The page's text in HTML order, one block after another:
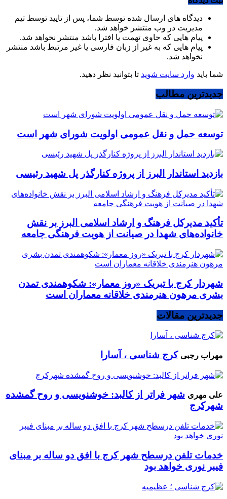
دیدگاه های ارسال شده توسط شما، پس از تایید توسط تیم
مدیریت در وب منتشر خواهد شد.
پیام هایی که حاوی تهمت یا افترا باشد منتشر نخواهد شد.
پیام هایی که به غیر از زبان فارسی یا غیر مرتبط باشد منتشر
نخواهد شد.
شما باید وارد سایت شوید تا بتوانید نظر دهید.
جدیدترین مطالب
توسعه حمل و نقل عمومی اولویت شورای شهر است
بازدید استاندار البرز از پروژه کنارگذر پل شهید رئیسی
تأکید مدیرکل فرهنگ و ارشاد اسلامی البرز بر نقش
خانواده‌های شهدا در صیانت از هویت فرهنگی جامعه
شهردار کرج با تبریک «روز معمار»: شکوهمندی تمدن
بشری مرهون هنرمندی خلاقانه معماران است
جدیدترین مقالات
مهراب رجبی کرج شناسی ، آسارا
علی مهری شهر فراتر از کالبد: خوشنویسی و روح گمشده
شهرکرج
خدمات تلفن درسطح شهر کرج با افق دو ساله بر مبنای
فیبر نوری خواهد بود